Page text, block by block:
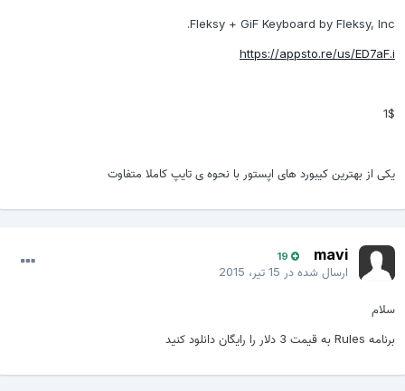
Fleksy + GiF Keyboard by Fleksy, Inc.
https://appsto.re/us/ED7aF.i
1$
یکی از بهترین کیبورد های اپستور با نحوه ی تایپ کاملا متفاوت
mavi
19
ارسال شده در15 تیر، 2015
سلام
برنامه Rules به قیمت 3 دلار را رایگان دانلود کنید